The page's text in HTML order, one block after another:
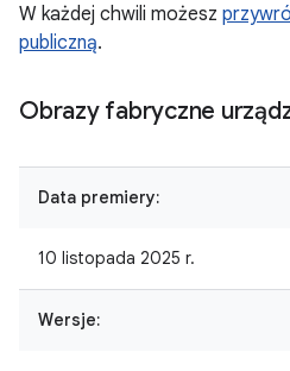
W każdej chwili możesz
publiczną.
Obrazy fabryczne
Data premiery:
10 listopada 2025 r.
Wersje: